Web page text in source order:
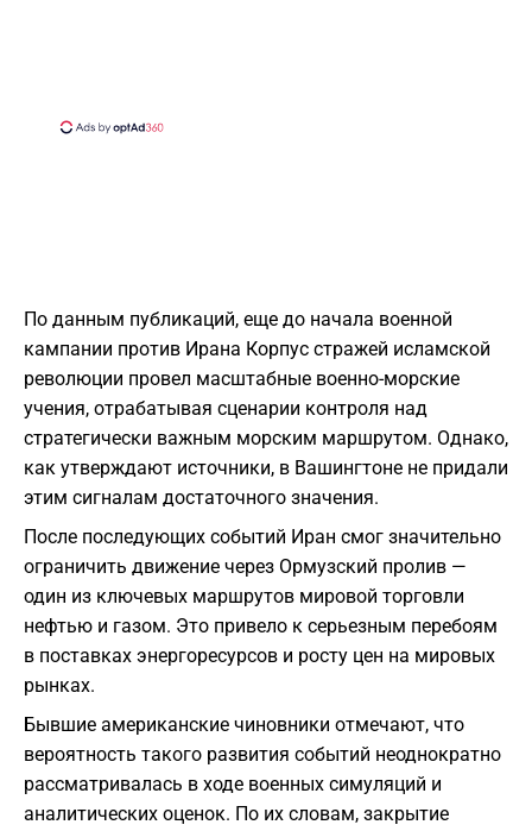
По данным публикаций, еще до начала военной
кампании против Ирана Корпус стражей исламской
революции провел масштабные военно-морские
учения, отрабатывая сценарии контроля над
стратегически важным морским маршрутом. Однако,
как утверждают источники, в Вашингтоне не придали
этим сигналам достаточного значения.
После последующих событий Иран смог значительно
ограничить движение через Ормузский пролив —
один из ключевых маршрутов мировой торговли
нефтью и газом. Это привело к серьезным перебоям
в поставках энергоресурсов и росту цен на мировых
рынках.
Бывшие американские чиновники отмечают, что
вероятность такого развития событий неоднократно
рассматривалась в ходе военных симуляций и
аналитических оценок. По их словам, закрытие